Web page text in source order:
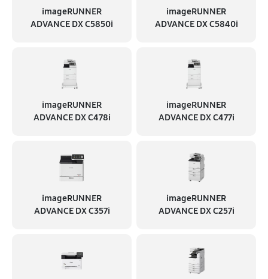
imageRUNNER
ADVANCE DX C5850i
imageRUNNER
ADVANCE DX C5840i
imageRUNNER
ADVANCE DX C478i
imageRUNNER
ADVANCE DX C477i
imageRUNNER
ADVANCE DX C357i
imageRUNNER
ADVANCE DX C257i